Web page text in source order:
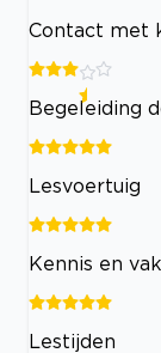
Contact met
Begeleiding
Lesvoertuig
Kennis en
Lestijden